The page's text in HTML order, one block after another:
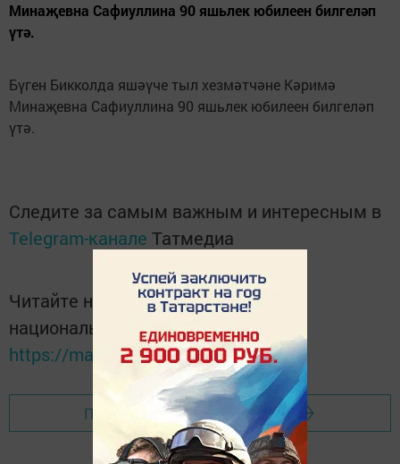
Минаҗевна Сафиуллина 90 яшьлек юбилеен билгеләп
үтә.
Бүген Бикколда яшәүче тыл хезмәтчәне Кәримә
Минаҗевна Сафиуллина 90 яшьлек юбилеен билгеләп
үтә.
Следите за самым важным и интересным в
Telegram-канале Татмедиа
Читайте новости Татарстана в
национальном мессенджере MАХ:
https://max.ru/tatmedia
Перейти на страницу новости